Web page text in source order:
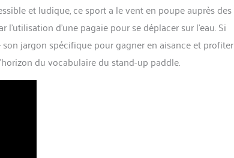
et ludique, ce sport a le vent en poupe auprès des
d’une pagaie pour se déplacer sur l’eau. Si
jargon spécifique pour gagner en aisance et profiter
du vocabulaire du stand-up paddle.